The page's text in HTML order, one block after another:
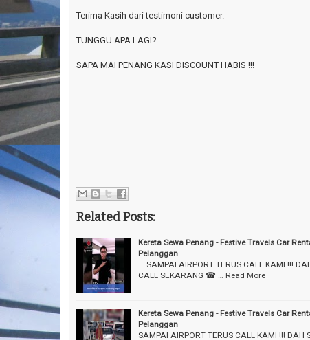
Terima Kasih dari testimoni customer.
TUNGGU APA LAGI?
SAPA MAI PENANG KASI DISCOUNT HABIS !!!
Related Posts:
Kereta Sewa Penang - Festive Travels Car
Pelanggan
⠀ SAMPAI AIRPORT TERUS CALL KAMI !!!
CALL SEKARANG ☎ … Read More
Kereta Sewa Penang - Festive Travels Car
Pelanggan
SAMPAI AIRPORT TERUS CALL KAMI !!! DAH